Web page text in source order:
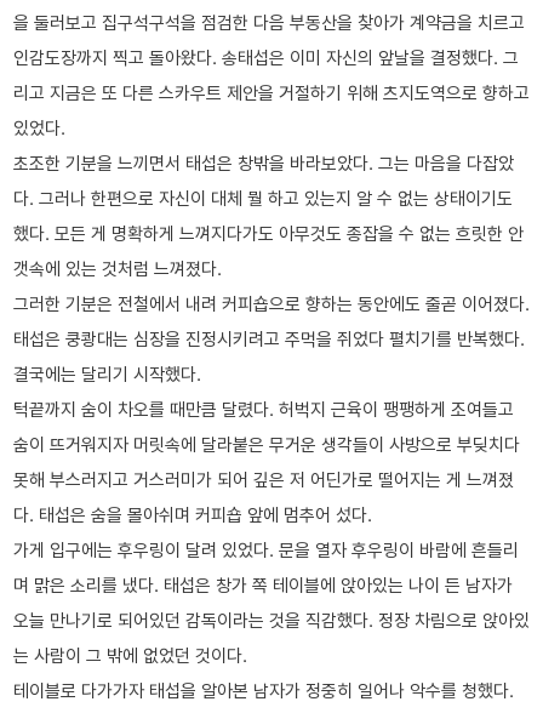
을 둘러보고 집구석구석을 점검한 다음 부동산을 찾아가 계약금을 치르고
인감도장까지 찍고 돌아왔다. 송태섭은 이미 자신의 앞날을 결정했다. 그
리고 지금은 또 다른 스카우트 제안을 거절하기 위해 츠지도역으로 향하고
있었다.
초조한 기분을 느끼면서 태섭은 창밖을 바라보았다. 그는 마음을 다잡았
다. 그러나 한편으로 자신이 대체 뭘 하고 있는지 알 수 없는 상태이기도
했다. 모든 게 명확하게 느껴지다가도 아무것도 종잡을 수 없는 흐릿한 안
갯속에 있는 것처럼 느껴졌다.
그러한 기분은 전철에서 내려 커피숍으로 향하는 동안에도 줄곧 이어졌다.
태섭은 쿵쾅대는 심장을 진정시키려고 주먹을 쥐었다 펼치기를 반복했다.
결국에는 달리기 시작했다.
턱끝까지 숨이 차오를 때만큼 달렸다. 허벅지 근육이 팽팽하게 조여들고
숨이 뜨거워지자 머릿속에 달라붙은 무거운 생각들이 사방으로 부딪치다
못해 부스러지고 거스러미가 되어 깊은 저 어딘가로 떨어지는 게 느껴졌
다. 태섭은 숨을 몰아쉬며 커피숍 앞에 멈추어 섰다.
가게 입구에는 후우링이 달려 있었다. 문을 열자 후우링이 바람에 흔들리
며 맑은 소리를 냈다. 태섭은 창가 쪽 테이블에 앉아있는 나이 든 남자가
오늘 만나기로 되어있던 감독이라는 것을 직감했다. 정장 차림으로 앉아있
는 사람이 그 밖에 없었던 것이다.
테이블로 다가가자 태섭을 알아본 남자가 정중히 일어나 악수를 청했다.